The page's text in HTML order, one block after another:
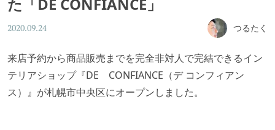
2020.09.24 つるたく
来店予約から商品販売までを完全非対人で完結できるイン
テリアショップ『DE CONFIANCE（デ コンフィアン
ス）』が札幌市中央区にオープンしました。